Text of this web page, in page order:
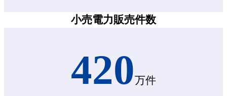
小売電力販売件数
420万件